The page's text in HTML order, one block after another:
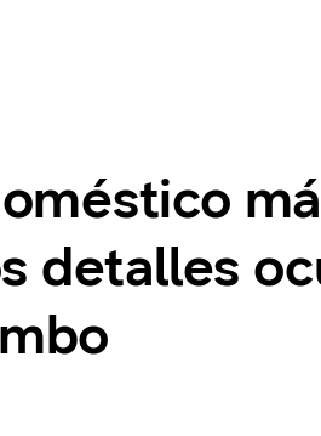
detalles